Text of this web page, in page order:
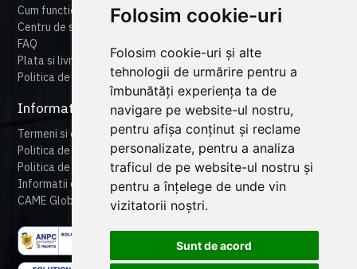
Folosim cookie-uri
Folosim cookie-uri și alte
tehnologii de urmărire pentru a
îmbunătăți experiența ta de
navigare pe website-ul nostru,
pentru afișa conținut și reclame
personalizate, pentru a analiza
traficul de pe website-ul nostru și
pentru a înțelege de unde vin
vizitatorii noștri.
Sunt de acord
Cum functioneaza cameonline
Centru de suport
FAQ
Plata si livrare
Politica de retur
Informatii legale
Termeni si conditii
Politica de confidentialitate
Politica de cookies
Informatii despre produse
CAME Global